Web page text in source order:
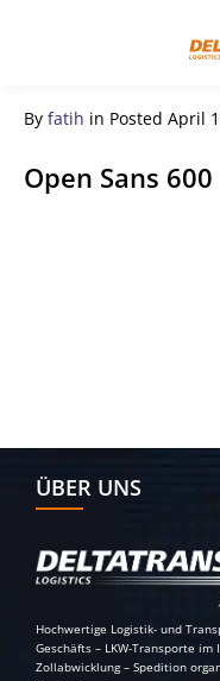
By fatih in Posted April
Open Sans 600
ÜBER UNS
Hochwertige Logistik- und
Geschäfts – LKW-Transporte
Zollabwicklung – Spedition